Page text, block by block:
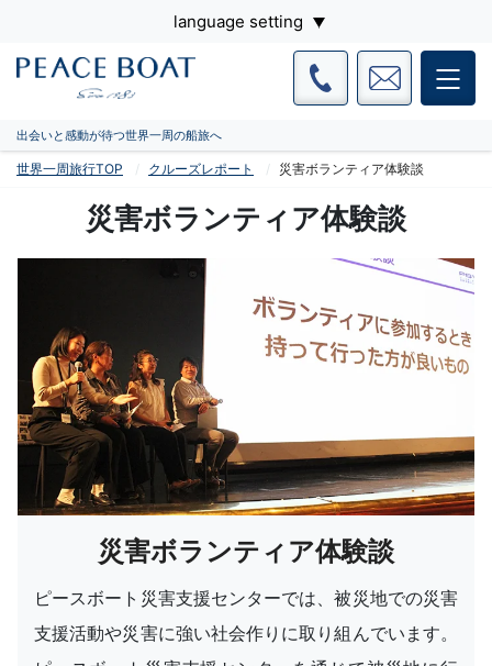
language setting
出会いと感動が待つ世界一周の船旅へ
世界一周旅行TOP クルーズレポート 災害ボランティア体験談
災害ボランティア体験談
災害ボランティア体験談
ピースボート災害支援センターでは、被災地での災害
支援活動や災害に強い社会作りに取り組んでいます。